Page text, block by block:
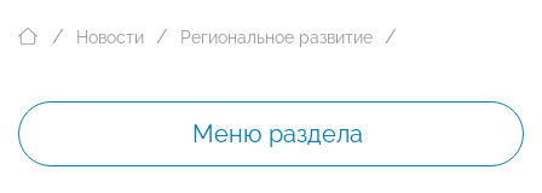
Новости Региональное развитие
Меню раздела